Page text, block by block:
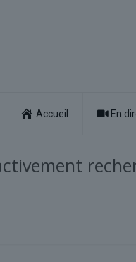
Accueil En